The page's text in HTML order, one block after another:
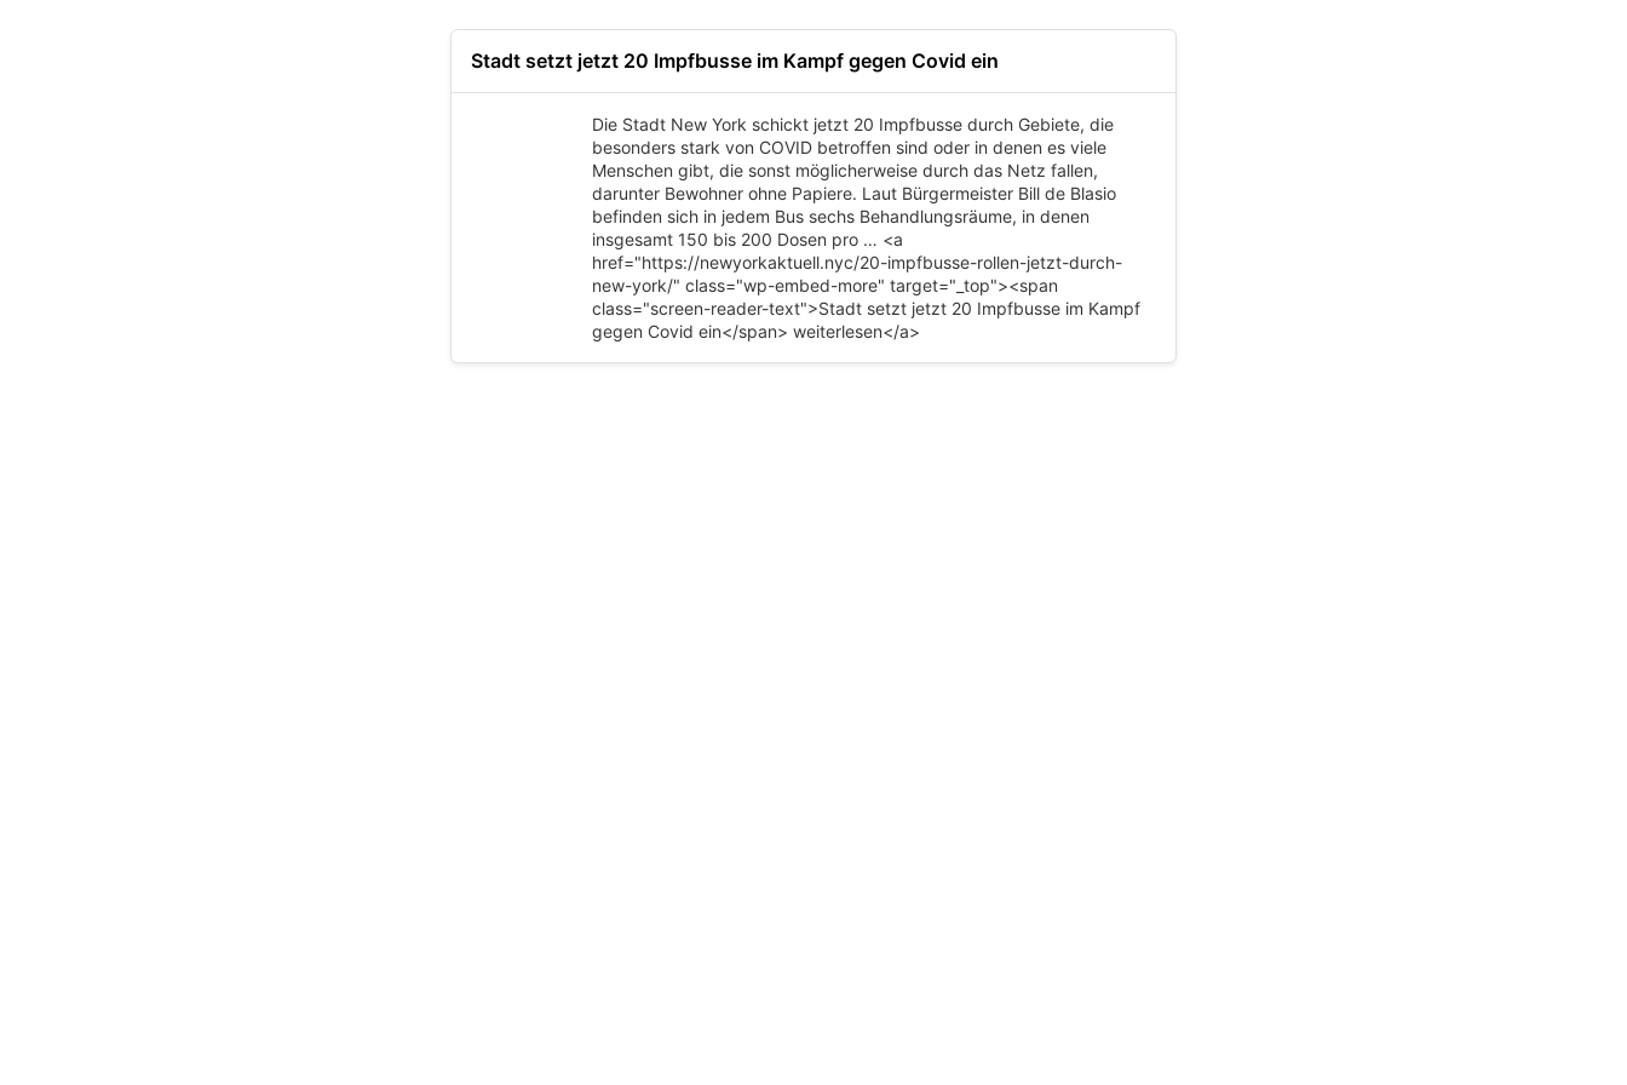
Stadt setzt jetzt 20 Impfbusse im Kampf gegen Covid ein
Die Stadt New York schickt jetzt 20 Impfbusse durch Gebiete, die
besonders stark von COVID betroffen sind oder in denen es viele
Menschen gibt, die sonst möglicherweise durch das Netz fallen,
darunter Bewohner ohne Papiere. Laut Bürgermeister Bill de Blasio
befinden sich in jedem Bus sechs Behandlungsräume, in denen
insgesamt 150 bis 200 Dosen pro … <a
href="https://newyorkaktuell.nyc/20-impfbusse-rollen-jetzt-durch-
new-york/" class="wp-embed-more" target="_top"><span
class="screen-reader-text">Stadt setzt jetzt 20 Impfbusse im Kampf
gegen Covid ein</span> weiterlesen</a>